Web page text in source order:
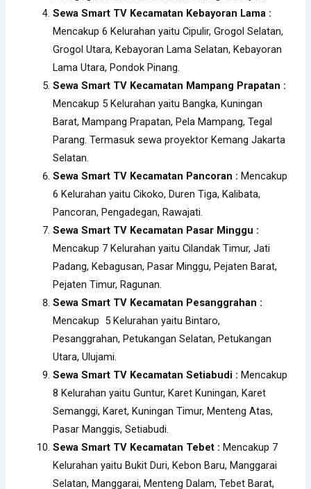
Sewa Smart TV Kecamatan Kebayoran Lama :
Mencakup 6 Kelurahan yaitu Cipulir, Grogol Selatan,
Grogol Utara, Kebayoran Lama Selatan, Kebayoran
Lama Utara, Pondok Pinang.
Sewa Smart TV Kecamatan Mampang Prapatan :
Mencakup 5 Kelurahan yaitu Bangka, Kuningan
Barat, Mampang Prapatan, Pela Mampang, Tegal
Parang. Termasuk sewa proyektor Kemang Jakarta
Selatan.
Sewa Smart TV Kecamatan Pancoran : Mencakup
6 Kelurahan yaitu Cikoko, Duren Tiga, Kalibata,
Pancoran, Pengadegan, Rawajati.
Sewa Smart TV Kecamatan Pasar Minggu :
Mencakup 7 Kelurahan yaitu Cilandak Timur, Jati
Padang, Kebagusan, Pasar Minggu, Pejaten Barat,
Pejaten Timur, Ragunan.
Sewa Smart TV Kecamatan Pesanggrahan :
Mencakup 5 Kelurahan yaitu Bintaro,
Pesanggrahan, Petukangan Selatan, Petukangan
Utara, Ulujami.
Sewa Smart TV Kecamatan Setiabudi :Mencakup
8 Kelurahan yaitu Guntur, Karet Kuningan, Karet
Semanggi, Karet, Kuningan Timur, Menteng Atas,
Pasar Manggis, Setiabudi.
Sewa Smart TV Kecamatan Tebet : Mencakup 7
Kelurahan yaitu Bukit Duri, Kebon Baru, Manggarai
Selatan, Manggarai, Menteng Dalam, Tebet Barat,